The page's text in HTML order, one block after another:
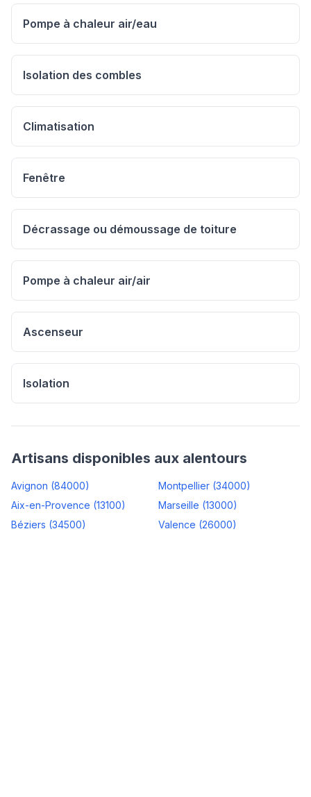
Pompe à chaleur air/eau
Isolation des combles
Climatisation
Fenêtre
Décrassage ou démoussage de toiture
Pompe à chaleur air/air
Ascenseur
Isolation
Artisans disponibles aux alentours
Avignon (84000) Montpellier (34000)
Aix-en-Provence (13100) Marseille (13000)
Béziers (34500) Valence (26000)